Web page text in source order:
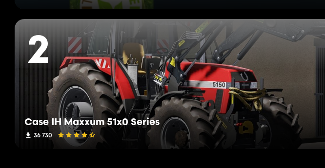
2
Case IH Maxxum 51x0 Series
36 730